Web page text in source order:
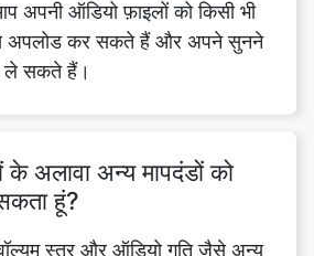
के अलावा अन्य मापदंडों को
स्तर और ऑडियो गति जैसे अन्य
कर सकते हैं और साथ ही आप
ऑडियो ट्रिम कर सकते हैं, एक
मिक्स कर सकते हैं, और अपनी